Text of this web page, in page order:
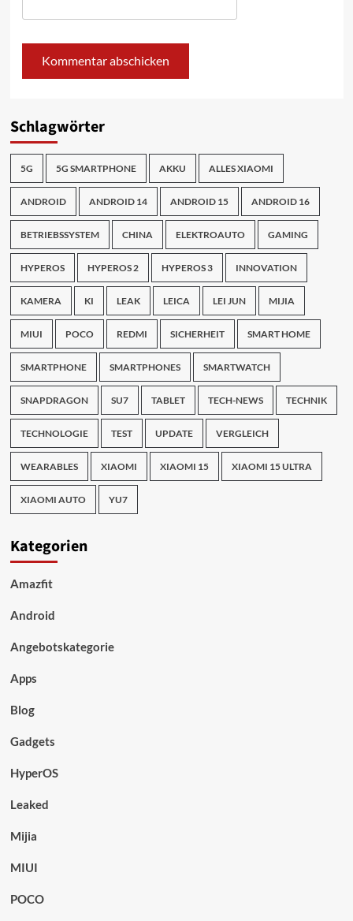
Schlagwörter
5G 5G SMARTPHONE AKKU ALLES XIAOMI
ANDROID ANDROID 14 ANDROID 15 ANDROID 16
BETRIEBSSYSTEM CHINA ELEKTROAUTO GAMING
HYPEROS HYPEROS 2 HYPEROS 3 INNOVATION
KAMERA KI LEAK LEICA LEI JUN MIJIA
MIUI POCO REDMI SICHERHEIT SMART HOME
SMARTPHONE SMARTPHONES SMARTWATCH
SNAPDRAGON SU7 TABLET TECH-NEWS TECHNIK
TECHNOLOGIE TEST UPDATE VERGLEICH
WEARABLES XIAOMI XIAOMI 15 XIAOMI 15 ULTRA
XIAOMI AUTO YU7
Kategorien
Amazfit
Android
Angebotskategorie
Apps
Blog
Gadgets
HyperOS
Leaked
Mijia
MIUI
POCO